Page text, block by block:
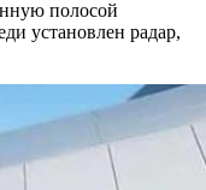
полосой
установлен радар,